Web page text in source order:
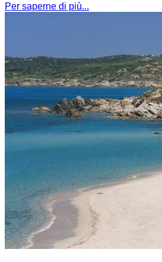
Per saperne di più...